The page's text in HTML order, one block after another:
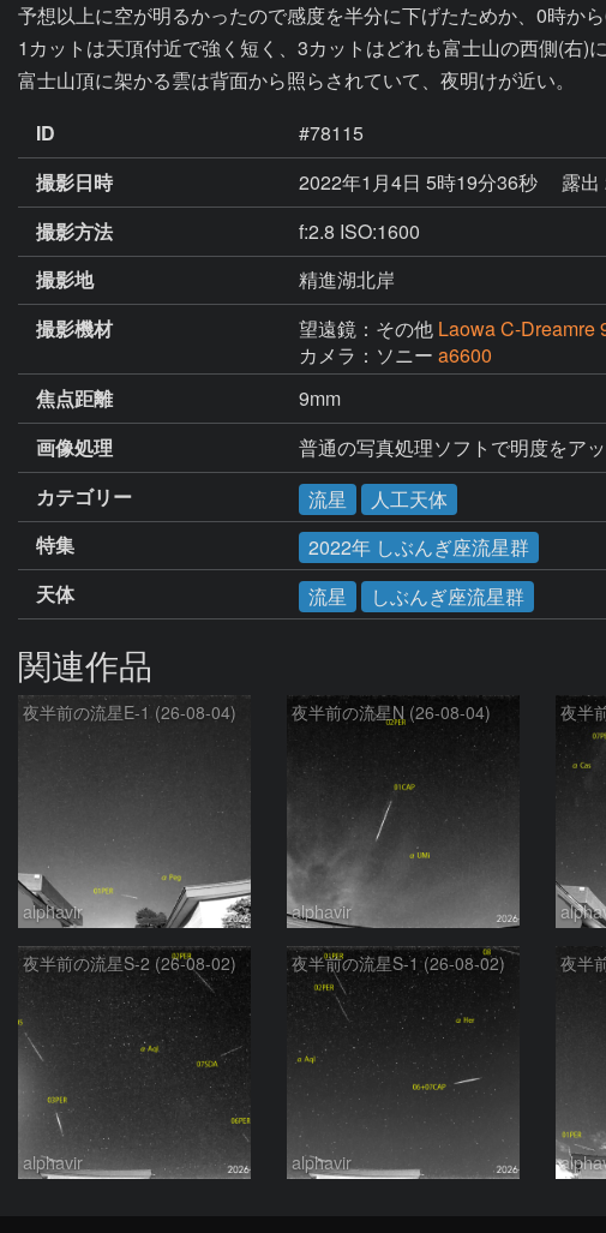
予想以上に空が明るかったので感度を半分に下げたためか、0時か
1カットは天頂付近で強く短く、3カットはどれも富士山の西側(右)
富士山頂に架かる雲は背面から照らされていて、夜明けが近い。
ID
#78115
撮影日時
2022年1月4日 5時19分36秒
露出
撮影方法
f:2.8 ISO:1600
撮影地
精進湖北岸
撮影機材
望遠鏡：その他 Laowa C-
カメラ：ソニー a6600
焦点距離
9mm
画像処理
普通の写真処理ソフトで明度をアッ
カテゴリー
流星
人工天体
特集
2022年 しぶんぎ座流星群
天体
流星 しぶんぎ座流星群
関連作品
夜半前の流星E-1 (26-08-04)
alphavir
夜半前の流星N (26-08-04)
alphavir
夜半
夜半前の流星S-2 (26-08-02)
alphavir
夜半前の流星S-1 (26-08-02)
alphavir
夜半